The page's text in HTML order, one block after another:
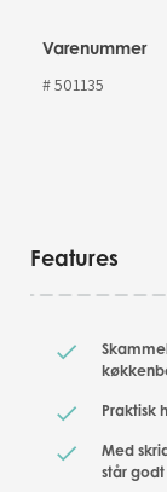
Varenummer
# 501135
Features
Praktisk
Med
står